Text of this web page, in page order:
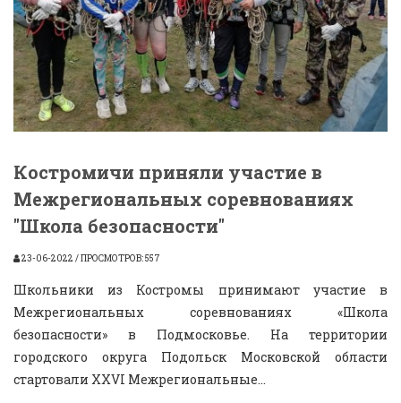
Костромичи приняли участие в
Межрегиональных соревнованиях
"Школа безопасности"
23-06-2022 / ПРОСМОТРОВ: 557
Школьники из Костромы принимают участие в
Межрегиональных соревнованиях «Школа
безопасности» в Подмосковье. На территории
городского округа Подольск Московской области
стартовали XХVI Межрегиональные...